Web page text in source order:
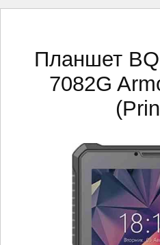
Планшет
7082G